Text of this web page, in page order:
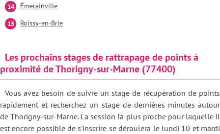
Émerainville
Roissy-en-Brie
Les prochains stages de rattrapage de points à
proximité de Thorigny-sur-Marne (77400)
Vous avez besoin de suivre un stage de récupération de points
rapidement et recherchez un stage de dernières minutes autour
de Thorigny-sur-Marne. La session la plus proche pour laquelle il
est encore possible de s'inscrire se déroulera le lundi 10 et mardi